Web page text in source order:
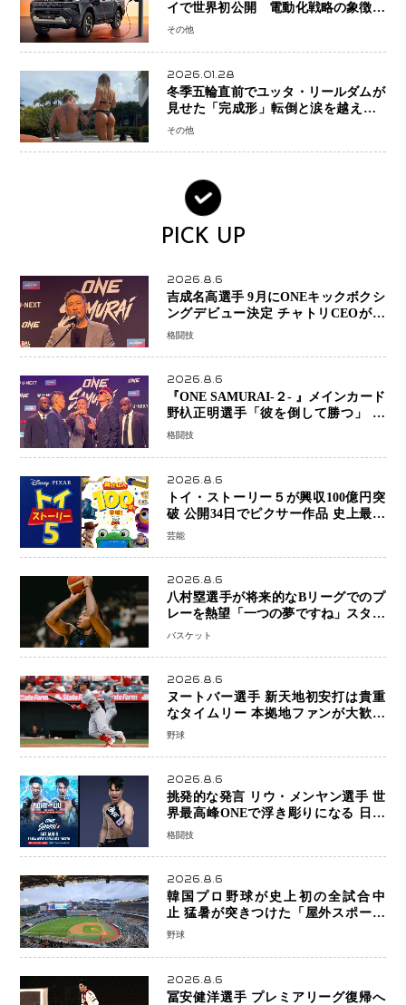
イで世界初公開 電動化戦略の象徴と
なるBEVモデルを初設定
その他
2026.01.28
冬季五輪直前でユッタ・リールダムが
見せた「完成形」転倒と涙を越えて─
ミラノで金を狙うオランダ女王の現在
その他
PICK UP
2026.8.6
吉成名高選手 9月にONEキックボクシ
ングデビュー決定 チャトリCEOがサ
プライズ発表 2カ月連続参戦へ
格闘技
2026.8.6
『ONE SAMURAI-２- 』メインカード
野杁正明選手「彼を倒して勝つ」 リ
ウ・メンヤンとの因縁に決着へ 再起
初戦
格闘技
2026.8.6
トイ・ストーリー５が興収100億円突
破 公開34日でピクサー作品 史上最速
日本歴代シリーズ最高更新も目前
芸能
2026.8.6
八村塁選手が将来的なBリーグでのプ
レーを熱望「一つの夢ですね」スター
帰還がリーグ価値を押し上げる可能性
バスケット
2026.8.6
ヌートバー選手 新天地初安打は貴重
なタイムリー 本拠地ファンが大歓声
笑顔で歓喜
野球
2026.8.6
挑発的な発言 リウ・メンヤン選手 世
界最高峰ONEで浮き彫りになる 日本
キックボクシングが直面する“技術
格闘技
2026.8.6
韓国プロ野球が史上初の全試合中
止 猛暑が突きつけた「屋外スポーツ
の限界」 日本発のドーム型施設時代
野球
2026.8.6
冨安健洋選手 プレミアリーグ復帰へ